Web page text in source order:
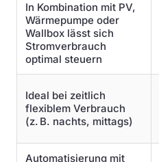
In Kombination mit PV,
Wärmepumpe oder
Wallbox lässt sich
Stromverbrauch
optimal steuern
Ideal bei zeitlich
flexiblem Verbrauch
(z. B. nachts, mittags)
Automatisierung mit